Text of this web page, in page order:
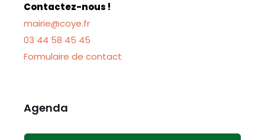
Contactez-nous !
mairie@coye.fr
03 44 58 45 45
Formulaire de contact
Agenda